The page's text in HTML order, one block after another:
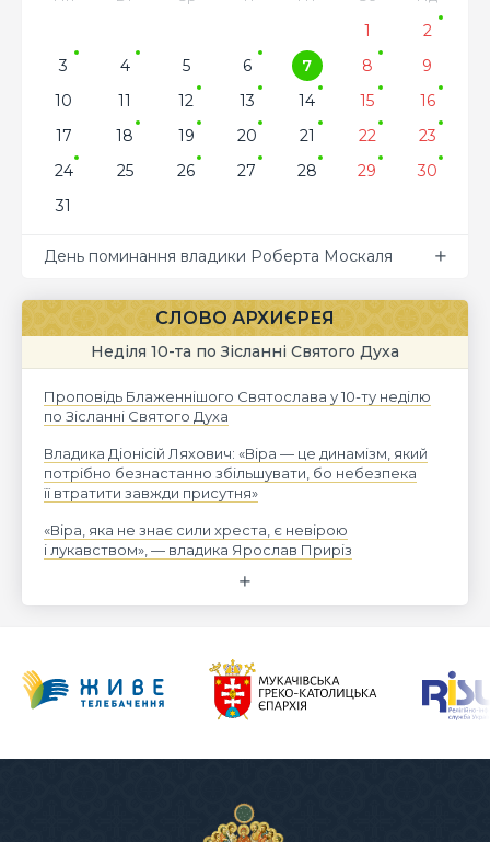
1
2
3
4 5 6 7 8
9
10
11 12 13 14 15
16
17
18 19 20 21 22
23
24
25 26 27 28 29
30
31
День поминання владики Роберта Москаля
СЛОВО АРХИЄРЕЯ
Неділя 10-та по Зісланні Святого Духа
Проповідь Блаженнішого Святослава у 10-ту неділю
по Зісланні Святого Духа
Владика Діонісій Ляхович: «Віра — це динамізм, який
потрібно безнастанно збільшувати, бо небезпека
її втратити завжди присутня»
«Віра, яка не знає сили хреста, є невірою
і лукавством», — владика Ярослав Приріз